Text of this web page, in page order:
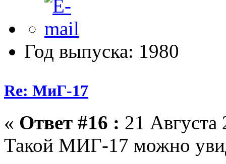
Год выпуска: 1980
Re: МиГ-17
« Ответ #16 : 21 Августа
Такой МИГ-17 можно